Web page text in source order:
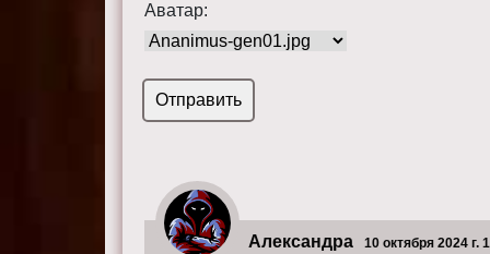
Аватар:
Александра 10 октября 2024 г.